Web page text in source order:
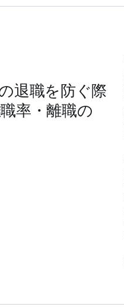
退職を防ぐ際
率・離職の